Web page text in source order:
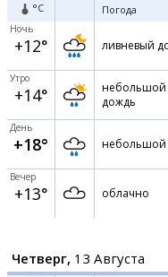
°C Погода
Ночь
+12° ливневый
Утро
+14°
небольшой
дождь
День
+18° небольшой
Вечер
+13° облачно
Четверг, 13 Августа